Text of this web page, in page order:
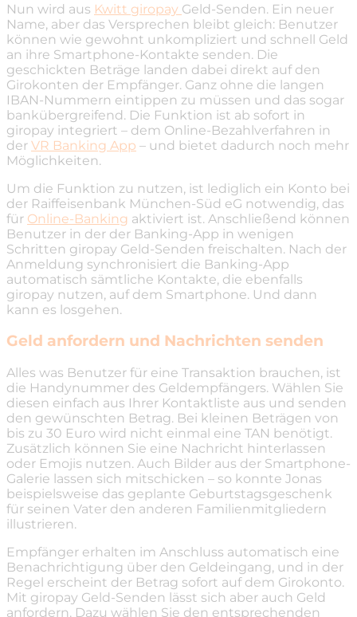
Nun wird aus Kwitt giropay Geld-Senden. Ein neuer
Name, aber das Versprechen bleibt gleich: Benutzer
können wie gewohnt unkompliziert und schnell Geld
an ihre Smartphone-Kontakte senden. Die
geschickten Beträge landen dabei direkt auf den
Girokonten der Empfänger. Ganz ohne die langen
IBAN-Nummern eintippen zu müssen und das sogar
bankübergreifend. Die Funktion ist ab sofort in
giropay integriert – dem Online-Bezahlverfahren in
der VR Banking App – und bietet dadurch noch mehr
Möglichkeiten.
Um die Funktion zu nutzen, ist lediglich ein Konto bei
der Raiffeisenbank München-Süd eG notwendig, das
für Online-Banking aktiviert ist. Anschließend können
Benutzer in der der Banking-App in wenigen
Schritten giropay Geld-Senden freischalten. Nach der
Anmeldung synchronisiert die Banking-App
automatisch sämtliche Kontakte, die ebenfalls
giropay nutzen, auf dem Smartphone. Und dann
kann es losgehen.
Geld anfordern und Nachrichten senden
Alles was Benutzer für eine Transaktion brauchen, ist
die Handynummer des Geldempfängers. Wählen Sie
diesen einfach aus Ihrer Kontaktliste aus und senden
den gewünschten Betrag. Bei kleinen Beträgen von
bis zu 30 Euro wird nicht einmal eine TAN benötigt.
Zusätzlich können Sie eine Nachricht hinterlassen
oder Emojis nutzen. Auch Bilder aus der Smartphone-
Galerie lassen sich mitschicken – so konnte Jonas
beispielsweise das geplante Geburtstagsgeschenk
für seinen Vater den anderen Familienmitgliedern
illustrieren.
Empfänger erhalten im Anschluss automatisch eine
Benachrichtigung über den Geldeingang, und in der
Regel erscheint der Betrag sofort auf dem Girokonto.
Mit giropay Geld-Senden lässt sich aber auch Geld
anfordern. Dazu wählen Sie den entsprechenden